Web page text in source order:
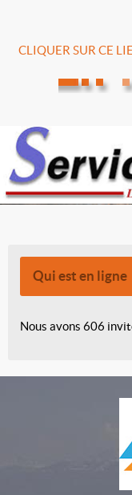
CLIQUER SUR CE
Qui est en ligne
Nous avons 606